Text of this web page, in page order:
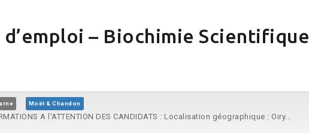
– Biochimie Scientifique
Moët & Chandon
A l'ATTENTION DES CANDIDATS : Localisation géographique : Oiry...